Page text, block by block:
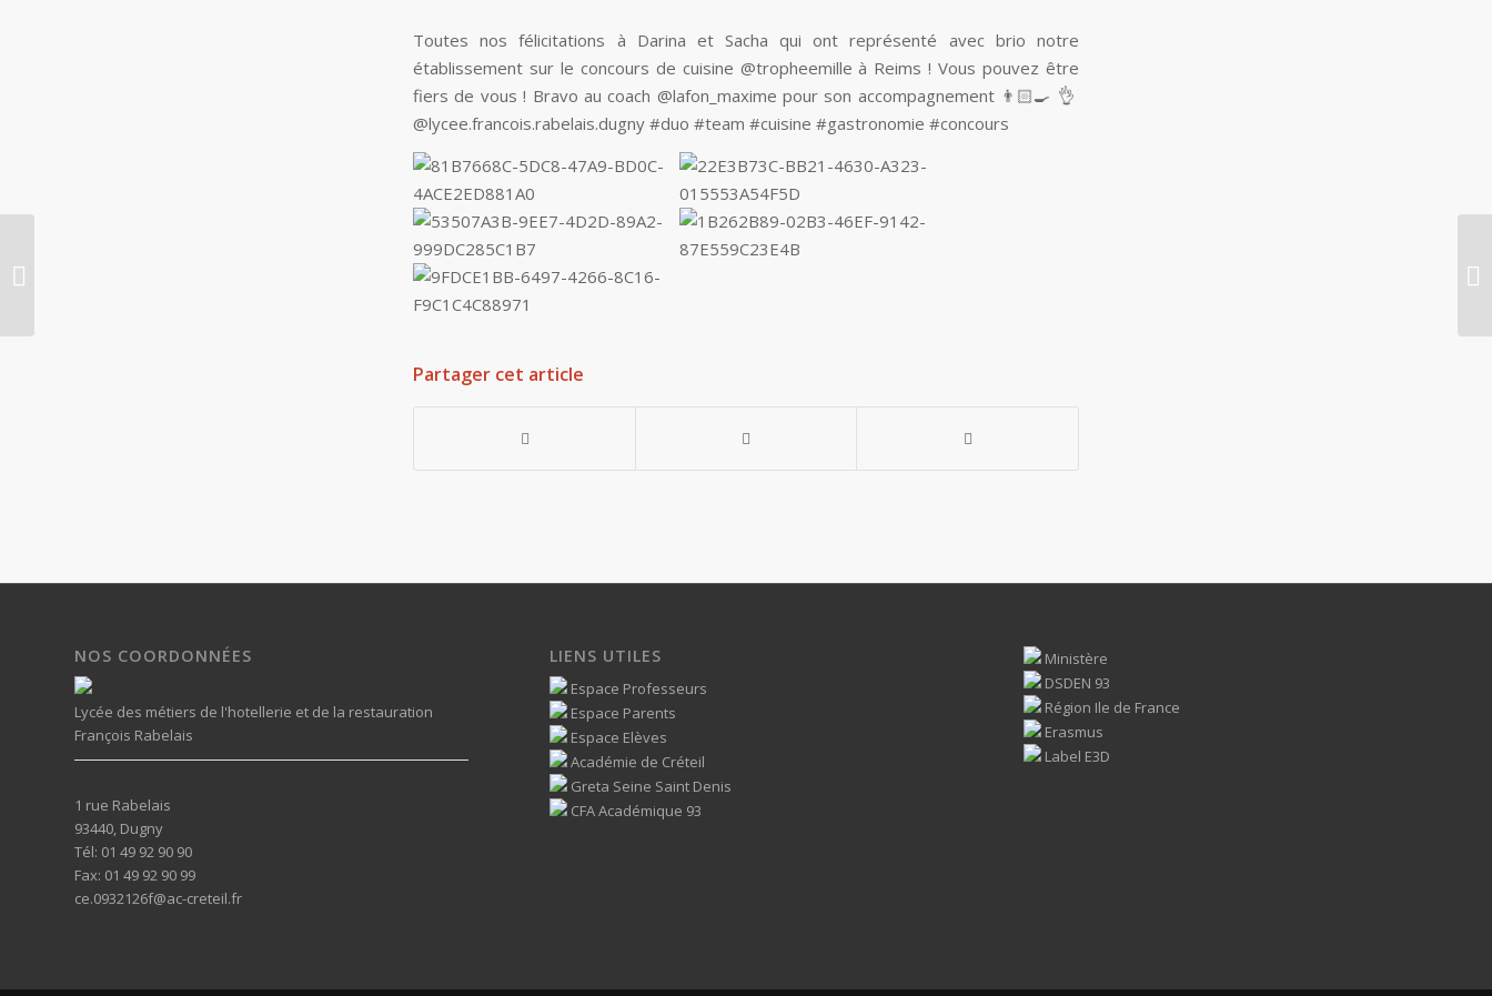
Toutes nos félicitations à Darina et Sacha qui ont représenté avec brio notre
établissement sur le concours de cuisine @tropheemille à Reims ! Vous pouvez être
fiers de vous ! Bravo au coach @lafon_maxime pour son accompagnement 👨🏻‍🍳 👌
@lycee.francois.rabelais.dugny #duo #team #cuisine #gastronomie #concours
Partager cet article
NOS COORDONNÉES
Lycée des métiers de l'hotellerie et de la restauration
François Rabelais
1 rue Rabelais
93440, Dugny
Tél: 01 49 92 90 90
Fax: 01 49 92 90 99
ce.0932126f@ac-creteil.fr
LIENS UTILES
Espace Professeurs
Espace Parents
Espace Elèves
Académie de Créteil
Greta Seine Saint Denis
CFA Académique 93
Ministère
DSDEN 93
Région Ile de France
Erasmus
Label E3D